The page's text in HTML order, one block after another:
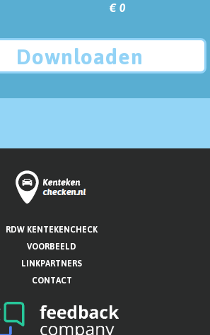
€ 0
Downloaden
RDW KENTEKENCHECK
VOORBEELD
LINKPARTNERS
CONTACT